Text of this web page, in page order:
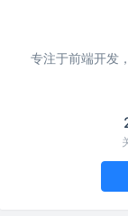
专注于前端开发